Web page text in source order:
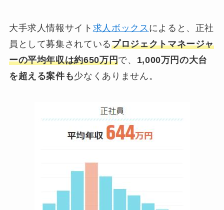
大手求人情報サイト 求人ボックス によると、正社
員として募集されているプロジェクトマネージャ
ーの平均年収は約650万円で、 1,000万円の大台
を超える案件も少なくありません。